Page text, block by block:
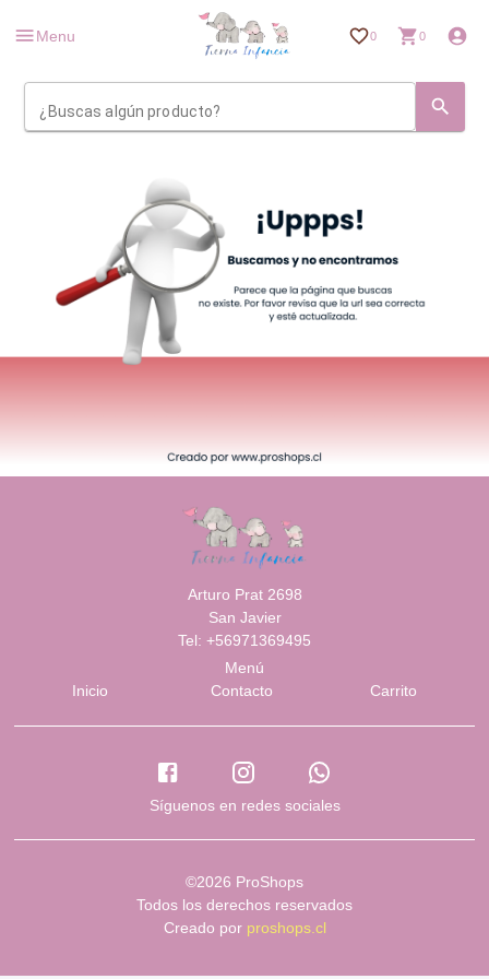
Menu 0 0
¿Buscas algún producto?
Arturo Prat 2698
San Javier
Tel: +56971369495
Menú
Inicio
Contacto Carrito
Síguenos en redes sociales
©2026 ProShops
Todos los derechos reservados
Creado por proshops.cl